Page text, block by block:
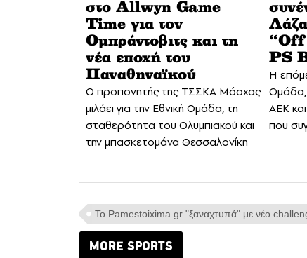
στο Allwyn Game
Time για τον
Ομπράντοβιτς και τη
νέα εποχή του
Παναθηναϊκού
Ο προπονητής της ΤΣΣΚΑ Μόσχας
μιλάει για την Εθνική Ομάδα, τη
σταθερότητα του Ολυμπιακού και
την μπασκετομάνα Θεσσαλονίκη
“Off
PS
H
Ομάδα,
ΑΕΚ
που
Το Pamestoixima.gr "ξαναχτυπά" με νέο
MORE SPORTS